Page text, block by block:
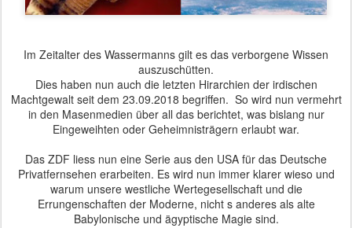
Im Zeitalter des Wassermanns gilt es das verborgene Wissen
auszuschütten.
Dies haben nun auch die letzten Hirarchien der irdischen
Machtgewalt seit dem 23.09.2018 begriffen. So wird nun vermehrt
in den Masenmedien über all das berichtet, was bislang nur
Eingeweihten oder Geheimnisträgern erlaubt war.
Das ZDF liess nun eine Serie aus den USA für das Deutsche
Privatfernsehen erarbeiten. Es wird nun immer klarer wieso und
warum unsere westliche Wertegesellschaft und die
Errungenschaften der Moderne, nicht s anderes als alte
Babylonische und ägyptische Magie sind.